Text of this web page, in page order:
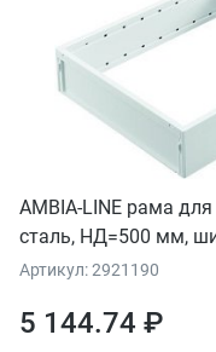
AMBIA-LINE рама
сталь, НД=500 мм,
Артикул: 2921190
5 144.74 ₽